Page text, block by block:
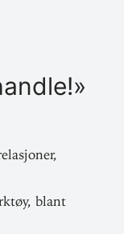
blant